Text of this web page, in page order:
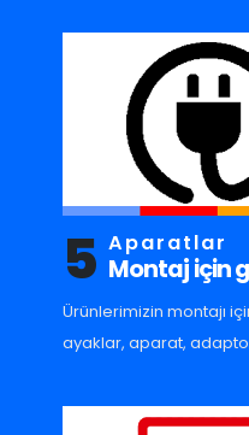
5 Aparatlar
Montaj için
Ürünlerimizin montajı
ayaklar, aparat,